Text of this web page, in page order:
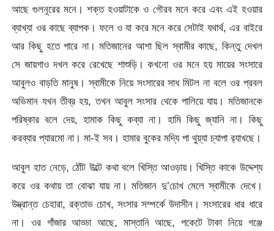
আছে গুলনূরের মনে। শক্ত হওয়াটাকে ও গৌরব মনে করে এবং এই হওয়ার
ব্যাখ্যা ওর কাছে ব্যাপক। ফলে ও যা করে মনে করে সেটাই যথার্থ, এর বাইরে
আর কিছু হতে পারে না। মতিজানের আশা ছিল স্বামীর কাছে, কিন্তু দেখল
সে জায়গাও দখল করে রেখেছে শাশুড়ি। কখনো ওর মনে হয় মায়ের সংসারে
আবুলও বাড়তি মানুষ। স্বামীকে নিয়ে সংসারের সাধ মিটল না বলে ওর প্রবল
অভিমান যখন তীব্র হয়, তখন আবুল সংসার থেকে পালিয়ে যায়। মতিজানকে
পরিষ্কার বলে দেয়, হামাক কিছু কব্যা না। হামি কিছু জ্যানি না। কিছু
করব্যার প্যারমো না। মা-ই সব। হামার বুকের মদ্যি পা থুয়্যা চ্যাপা র‌্যাখছে।
আবুল হাত নেড়ে, ঠোঁট উল্টে কথা বলে খিস্তি আওড়ায়। খিস্তি কাকে উদ্দেশ্য
করে ওর কথায় তা বোঝা যায় না। মতিজান দু’চোখ মেলে স্বামীকে দেখে।
উদ্ভ্রান্ত চেহারা, রক্তাভ চোখ, সংসার সম্পর্কে উদাসীন। সংসারের ধার ধারে
না। ওর গাঁজার আড্ডা আছে, মাস্তানি আছে, পকেটে টাকা নিয়ে গঞ্জে